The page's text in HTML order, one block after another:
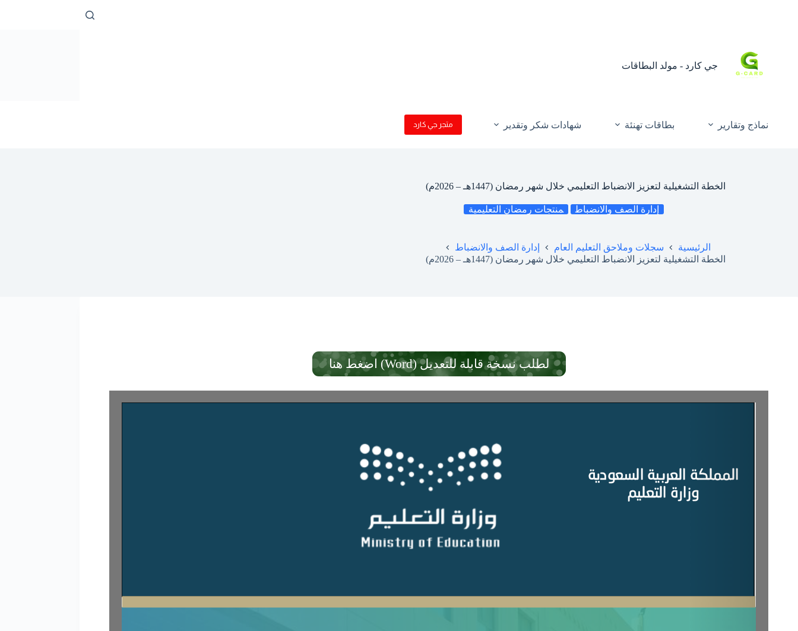
جي كارد - مولد البطاقات
نماذج وتقارير بطاقات تهنئة شهادات شكر وتقدير متجر جي كارد
الخطة التشغيلية لتعزيز الانضباط التعليمي خلال شهر رمضان (1447هـ – 2026م)
إدارة الصف والانضباط منتجات رمضان التعليمية
الرئيسية سجلات وملاحق التعليم العام
إدارة الصف والانضباط
الخطة التشغيلية لتعزيز الانضباط التعليمي خلال شهر رمضان (1447هـ – 2026م)
لطلب نسخة قابلة للتعديل (Word) اضغط هنا